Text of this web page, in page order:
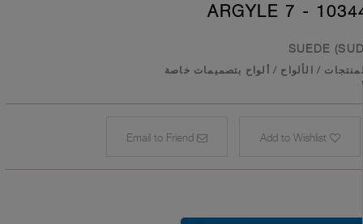
10344 -
SUEDE
/ الألواح / ألواح بتصميمات خاصة